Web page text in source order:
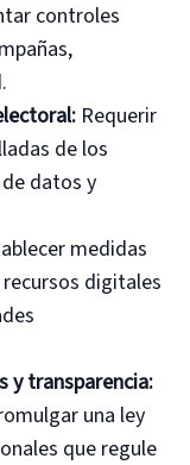
controles
lectoral: Requerir
de los
datos y
medidas
digitales
ytransparencia:
una ley
que regule